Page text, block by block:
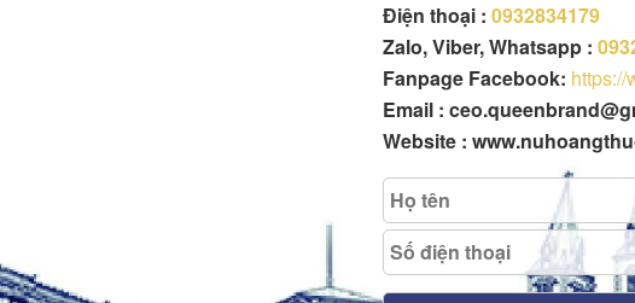
Điện thoại :0932834179
Zalo, Viber, Whatsapp :
Fanpage Facebook:
Email :
Website :